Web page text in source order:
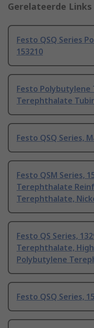
Gerelateerde Links
Festo QSQ Series
153210
Festo
Terephthalate
Festo QSQ Series,
Festo QSM Series,
Terephthalate
Terephthalate,
Festo QS Series,
Terephthalate,
Polybutylene
Festo QSQ Series,